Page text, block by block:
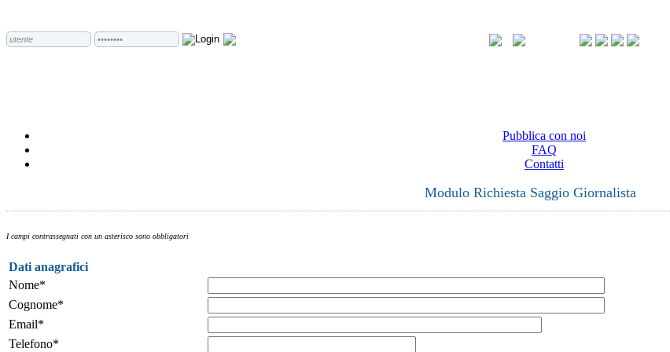
Pubblica con noi
FAQ
Contatti
Modulo Richiesta Saggio Giornalista
I campi contrassegnati con un asterisco sono obbligatori
Dati anagrafici
Nome*
Cognome*
Email*
Telefono*